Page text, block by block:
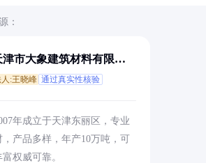
：
津市大象建筑材料有限公
:王晓峰 通过真实性核验
年成立于天津东丽区，专业
产品多样，年产10万吨，可
权威可靠。